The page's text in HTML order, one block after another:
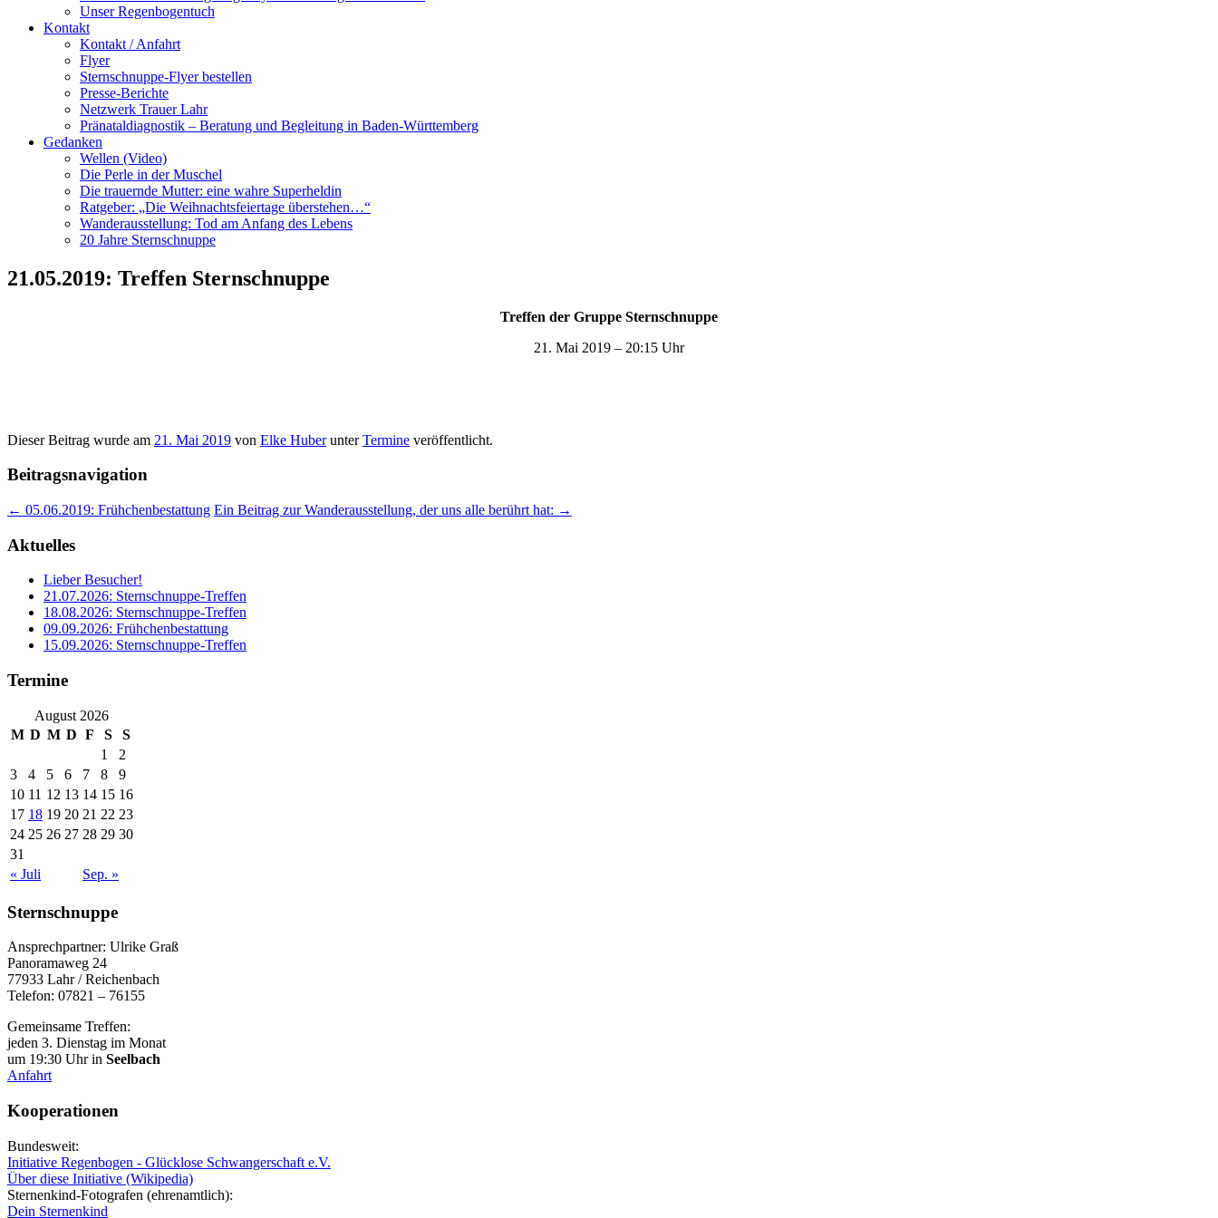
Unser Regenbogentuch
Kontakt
Kontakt / Anfahrt
Flyer
Sternschnuppe-Flyer bestellen
Presse-Berichte
Netzwerk Trauer Lahr
Pränataldiagnostik – Beratung und Begleitung in Baden-Württemberg
Gedanken
Wellen (Video)
Die Perle in der Muschel
Die trauernde Mutter: eine wahre Superheldin
Ratgeber: „Die Weihnachtsfeiertage überstehen…“
Wanderausstellung: Tod am Anfang des Lebens
20 Jahre Sternschnuppe
21.05.2019: Treffen Sternschnuppe
Treffen der Gruppe Sternschnuppe
21. Mai 2019 – 20:15 Uhr
Dieser Beitrag wurde am 21. Mai 2019 von Elke HuberunterTermine veröffentlicht.
Beitragsnavigation
← 05.06.2019: Frühchenbestattung Ein Beitrag zur Wanderausstellung, der uns alle berührt hat: →
Aktuelles
Lieber Besucher!
21.07.2026: Sternschnuppe-Treffen
18.08.2026: Sternschnuppe-Treffen
09.09.2026: Frühchenbestattung
15.09.2026: Sternschnuppe-Treffen
Termine
August 2026
M D M D F S S
« Juli Sep. »
1
2
3
4 5 6 7 8
9
10 11 12 13 14 15 16
17 18 19 20 21 22 23
24 25 26 27 28 29 30
31
Sternschnuppe
Ansprechpartner: Ulrike Graß
Panoramaweg 24
77933 Lahr / Reichenbach
Telefon: 07821 – 76155
Gemeinsame Treffen:
jeden 3. Dienstag im Monat
um 19:30 Uhr in Seelbach
Anfahrt
Kooperationen
Bundesweit:
Initiative Regenbogen - Glücklose Schwangerschaft e.V.
Über diese Initiative (Wikipedia)
Sternenkind-Fotografen (ehrenamtlich):
Dein Sternenkind